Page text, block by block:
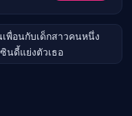
ออนไลน์
ะนำรายการทีวี
พื่อนกับเด็กสาวคนหนึ่ง
นดี้แย่งตัวเธอ